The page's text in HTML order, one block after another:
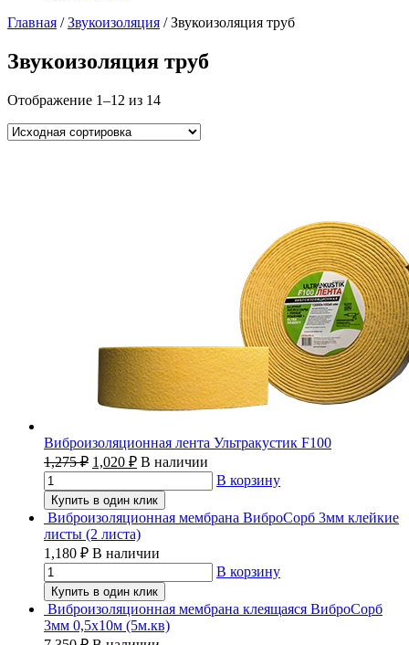
Главная /Звукоизоляция / Звукоизоляция труб
Звукоизоляция труб
Отображение 1–12 из 14
Виброизоляционная лента Ультракустик F100
1,275₽ 1,020 ₽ В наличии
В корзину
Купить в один клик
Виброизоляционная мембрана ВиброСорб 3мм клейкие
листы (2 листа)
1,180 ₽ В наличии
В корзину
Купить в один клик
Виброизоляционная мембрана клеящаяся ВиброСорб
3мм 0,5х10м (5м.кв)